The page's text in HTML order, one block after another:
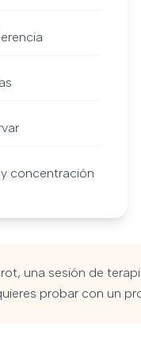
concentración
una sesión de
probar con un